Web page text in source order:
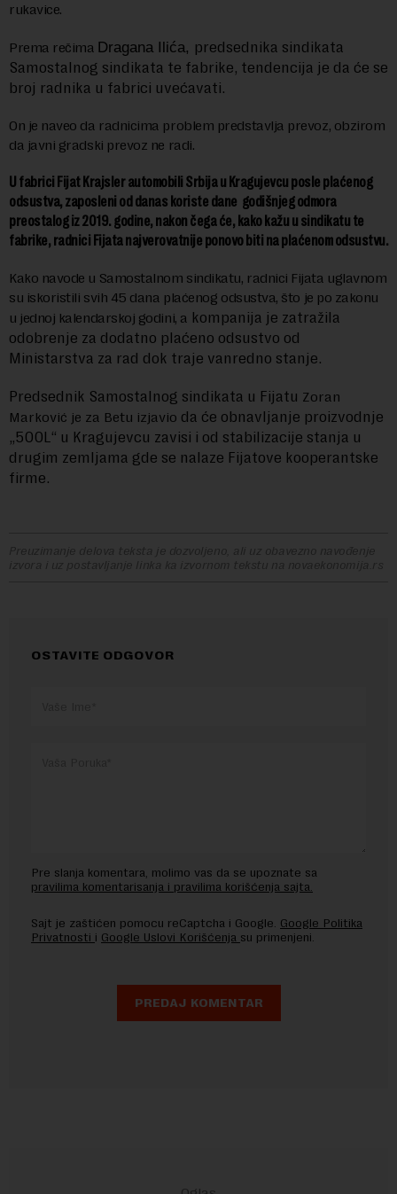
rukavice.
Prema rečima Dragana Ilića, predsednika sindikata
Samostalnog sindikata te fabrike, tendencija je da će se
broj radnika u fabrici uvećavati.
On je naveo da radnicima problem predstavlja prevoz, obzirom
da javni gradski prevoz ne radi.
U fabrici Fijat Krajsler automobili Srbija u Kragujevcu posle plaćenog
odsustva, zaposleni od danas koriste dane godišnjeg odmora
preostalog iz 2019. godine, nakon čega će, kako kažu u sindikatu te
fabrike, radnici Fijata najverovatnije ponovo biti na plaćenom odsustvu.
Kako navode u Samostalnom sindikatu, radnici Fijata uglavnom
su iskoristili svih 45 dana plaćenog odsustva, što je po zakonu
u jednoj kalendarskoj godini, a kompanija je zatražila
odobrenje za dodatno plaćeno odsustvo od
Ministarstva za rad dok traje vanredno stanje.
Predsednik Samostalnog sindikata u Fijatu Zoran
Marković je za Betu izjavio da će obnavljanje proizvodnje
„500L“ u Kragujevcu zavisi i od stabilizacije stanja u
drugim zemljama gde se nalaze Fijatove kooperantske
firme.
Preuzimanje delova teksta je dozvoljeno, ali uz obavezno navođenje
izvora i uz postavljanje linka ka izvornom tekstu na novaekonomija.rs
OSTAVITE ODGOVOR
Pre slanja komentara, molimo vas da se upoznate sa
pravilima komentarisanja i pravilima korišćenja sajta.
Sajt je zaštićen pomocu reCaptcha i Google. Google Politika
Privatnosti i Google Uslovi Korišćenja su primenjeni.